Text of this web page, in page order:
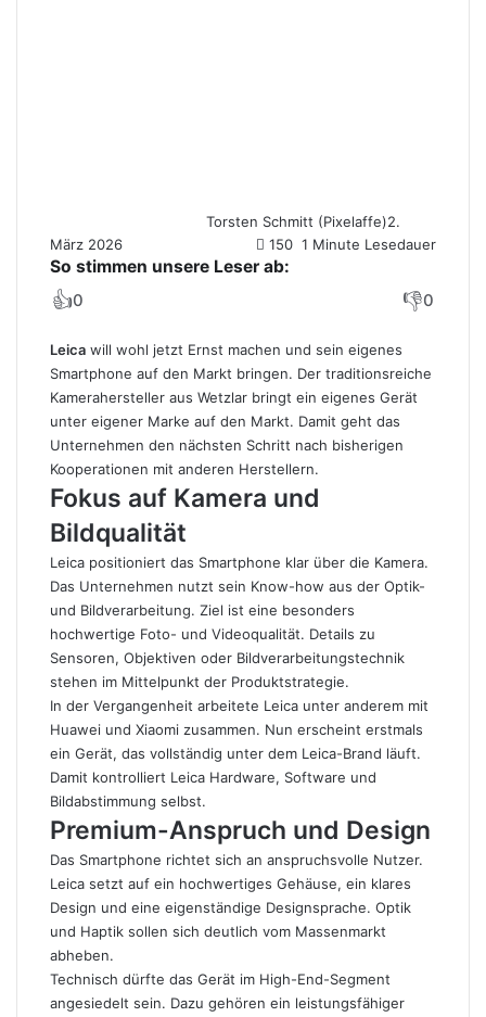
Torsten Schmitt (Pixelaffe)2.
März 2026
150 1 Minute Lesedauer
So stimmen unsere Leser ab:
👍0 👎0
Leica will wohl jetzt Ernst machen und sein eigenes
Smartphone auf den Markt bringen. Der traditionsreiche
Kamerahersteller aus Wetzlar bringt ein eigenes Gerät
unter eigener Marke auf den Markt. Damit geht das
Unternehmen den nächsten Schritt nach bisherigen
Kooperationen mit anderen Herstellern.
Fokus auf Kamera und
Bildqualität
Leica positioniert das Smartphone klar über die Kamera.
Das Unternehmen nutzt sein Know-how aus der Optik-
und Bildverarbeitung. Ziel ist eine besonders
hochwertige Foto- und Videoqualität. Details zu
Sensoren, Objektiven oder Bildverarbeitungstechnik
stehen im Mittelpunkt der Produktstrategie.
In der Vergangenheit arbeitete Leica unter anderem mit
Huawei und Xiaomi zusammen. Nun erscheint erstmals
ein Gerät, das vollständig unter dem Leica-Brand läuft.
Damit kontrolliert Leica Hardware, Software und
Bildabstimmung selbst.
Premium-Anspruch und Design
Das Smartphone richtet sich an anspruchsvolle Nutzer.
Leica setzt auf ein hochwertiges Gehäuse, ein klares
Design und eine eigenständige Designsprache. Optik
und Haptik sollen sich deutlich vom Massenmarkt
abheben.
Technisch dürfte das Gerät im High-End-Segment
angesiedelt sein. Dazu gehören ein leistungsfähiger